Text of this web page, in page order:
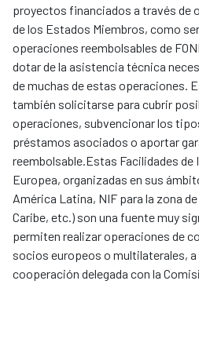
proyectos financiados a través de
de los Estados Miembros, como
operaciones reembolsables de
dotar de la asistencia técnica
de muchas de estas operaciones.
también solicitarse para cubrir
operaciones, subvencionar los
préstamos asociados o aportar
reembolsable.Estas Facilidades de
Europea, organizadas en sus
América Latina, NIF para la zona de
Caribe, etc.) son una fuente muy
permiten realizar operaciones de
socios europeos o multilaterales,
cooperación delegada con la